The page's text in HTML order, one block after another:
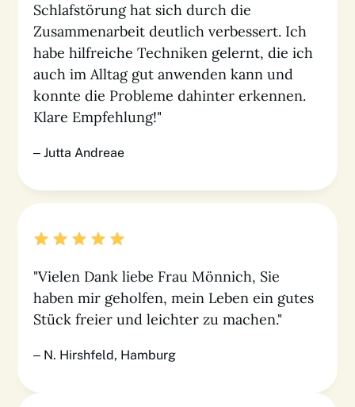
Schlafstörung hat sich durch die
Zusammenarbeit deutlich verbessert. Ich
habe hilfreiche Techniken gelernt, die ich
auch im Alltag gut anwenden kann und
konnte die Probleme dahinter erkennen.
Klare Empfehlung!"
– Jutta Andreae
"Vielen Dank liebe Frau Mönnich, Sie
haben mir geholfen, mein Leben ein gutes
Stück freier und leichter zu machen."
– N. Hirshfeld, Hamburg